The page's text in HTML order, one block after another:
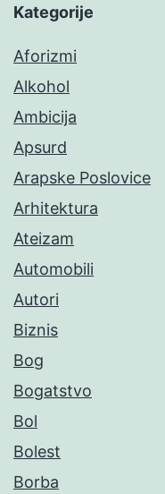
Kategorije
Aforizmi
Alkohol
Ambicija
Apsurd
Arapske Poslovice
Arhitektura
Ateizam
Automobili
Autori
Biznis
Bog
Bogatstvo
Bol
Bolest
Borba